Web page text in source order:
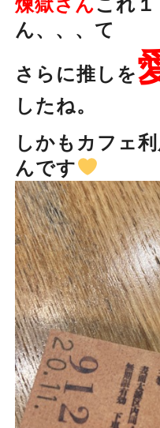
ん、、、て
さらに推しを
したね。
しかもカフェ
んです